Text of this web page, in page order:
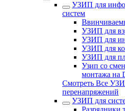
УЗИП для
систем
УЗИП для
УЗИП для
УЗИП для
УЗИП для
Узип со
монтажа на
Смотреть Все
перенапряжений
УЗИП для
Разрядники